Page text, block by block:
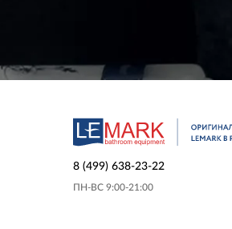
8 (499) 638-23-22
ПН-ВС 9:00-21:00